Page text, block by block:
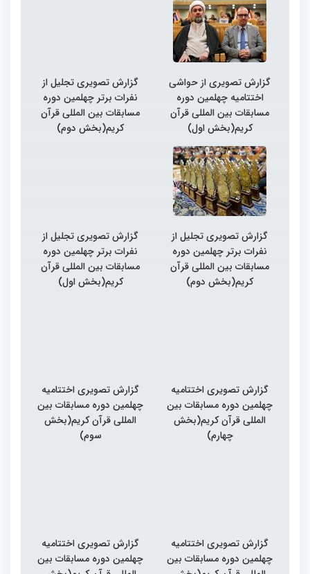
گزارش تصویری از حواشی
اختتامیه چهلمین دوره
مسابقات بین المللی قرآن
کریم(بخش اول)
گزارش تصویری تجلیل از
نفرات برتر چهلمین دوره
مسابقات بین المللی قرآن
کریم(بخش دوم)
گزارش تصویری تجلیل از
نفرات برتر چهلمین دوره
مسابقات بین المللی قرآن
کریم(بخش دوم)
گزارش تصویری تجلیل از
نفرات برتر چهلمین دوره
مسابقات بین المللی قرآن
کریم(بخش اول)
گزارش تصویری اختتامیه
چهلمین دوره مسابقات بین
المللی قرآن کریم(بخش
چهارم)
گزارش تصویری اختتامیه
چهلمین دوره مسابقات بین
المللی قرآن کریم(بخش
سوم)
گزارش تصویری اختتامیه
چهلمین دوره مسابقات بین
گزارش تصویری اختتامیه
چهلمین دوره مسابقات بین